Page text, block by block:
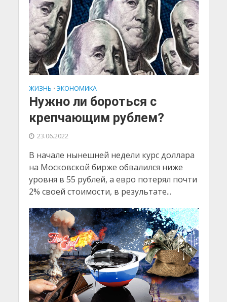
ЖИЗНЬ • ЭКОНОМИКА
Нужно ли бороться с
крепчающим рублем?
23.06.2022
В начале нынешней недели курс доллара
на Московской бирже обвалился ниже
уровня в 55 рублей, а евро потерял почти
2% своей стоимости, в результате...